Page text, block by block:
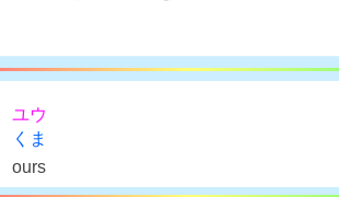
ユウ
くま
ours